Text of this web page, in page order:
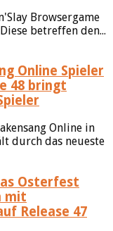
Browsergame
betreffen den...
48 bringt
Online in
durch das neueste
mit
Release 47